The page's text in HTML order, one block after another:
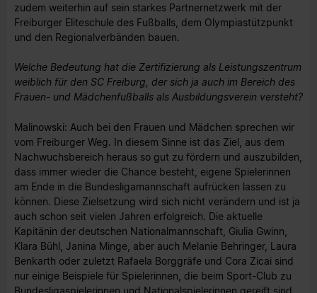
zudem weiterhin auf sein starkes Partnernetzwerk mit der
Freiburger Eliteschule des Fußballs, dem Olympiastützpunkt
und den Regionalverbänden bauen.
Welche Bedeutung hat die Zertifizierung als Leistungszentrum
weiblich für den SC Freiburg, der sich ja auch im Bereich des
Frauen- und Mädchenfußballs als Ausbildungsverein versteht?
Malinowski: Auch bei den Frauen und Mädchen sprechen wir
vom Freiburger Weg. In diesem Sinne ist das Ziel, aus dem
Nachwuchsbereich heraus so gut zu fördern und auszubilden,
dass immer wieder die Chance besteht, eigene Spielerinnen
am Ende in die Bundesligamannschaft aufrücken lassen zu
können. Diese Zielsetzung wird sich nicht verändern und ist ja
auch schon seit vielen Jahren erfolgreich. Die aktuelle
Kapitänin der deutschen Nationalmannschaft, Giulia Gwinn,
Klara Bühl, Janina Minge, aber auch Melanie Behringer, Laura
Benkarth oder zuletzt Rafaela Borggräfe und Cora Zicai sind
nur einige Beispiele für Spielerinnen, die beim Sport-Club zu
Bundesligaspielerinnen und Nationalspielerinnen gereift sind.